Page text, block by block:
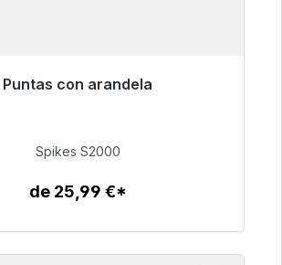
Puntas con arandela
envío inmediato, plazo de entrega
51,49 €
Spikes S2000
de 25,99 €*